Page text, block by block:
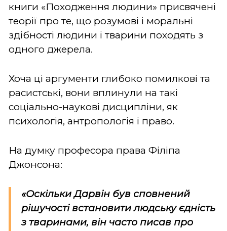
книги «Походження людини» присвячені
теорії про те, що розумові і моральні
здібності людини і тварини походять з
одного джерела.
Хоча ці аргументи глибоко помилкові та
расистські, вони вплинули на такі
соціально-наукові дисципліни, як
психологія, антропологія і право.
На думку професора права Філіпа
Джонсона:
«Оскільки Дарвін був сповнений
рішучості встановити людську єдність
з тваринами, він часто писав про